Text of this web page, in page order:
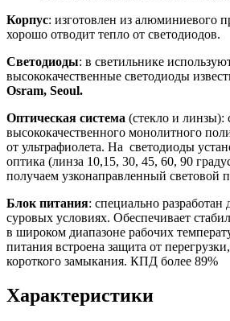
Корпус: изготовлен из алюминиевого
хорошо отводит тепло от светодиодов.
Светодиоды: в светильнике
высококачественные светодиоды
Osram, Seoul.
Оптическая система (стекло и линзы):
высококачественного монолитного
от ультрафиолета. На светодиоды
оптика (линза 10,15, 30, 45, 60, 90
получаем узконаправленный световой
Блок питания: специально разработан
суровых условиях. Обеспечивает
в широком диапазоне рабочих
питания встроена защита от
короткого замыкания. КПД более 89%
Характеристики